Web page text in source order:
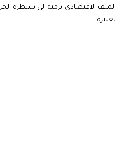
الملف الاقتصادي برمته الى سيطرة
تعبيره .